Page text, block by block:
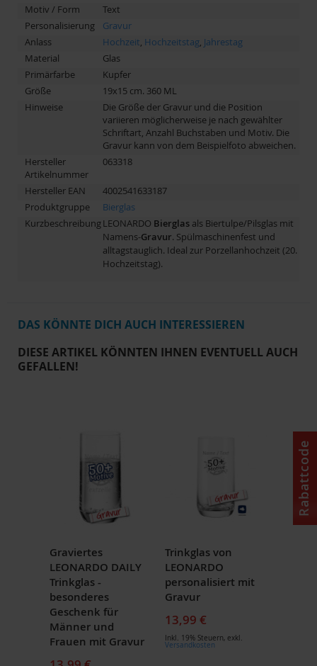
Motiv / Form
Text
Personalisierung
Gravur
Anlass
Hochzeit, Hochzeitstag, Jahrestag
Material
Glas
Primärfarbe
Kupfer
Größe
19x15 cm. 360 ML
Hinweise
Die Größe der Gravur und die Position
variieren möglicherweise je nach gewählter
Schriftart, Anzahl Buchstaben und Motiv. Die
Gravur kann von dem Beispielfoto abweichen.
Hersteller
Artikelnummer
063318
Hersteller EAN
4002541633187
Produktgruppe
Bierglas
KurzbeschreibungLEONARDO Bierglas als Biertulpe/Pilsglas mit
Namens-Gravur. Spülmaschinenfest und
alltagstauglich. Ideal zur Porzellanhochzeit (20.
Hochzeitstag).
DAS KÖNNTE DICH AUCH INTERESSIEREN
DIESE ARTIKEL KÖNNTEN IHNEN EVENTUELL AUCH
GEFALLEN!
Graviertes
LEONARDO DAILY
Trinkglas -
besonderes
Geschenk für
Männer und
Frauen mit Gravur
Trinkglas von
LEONARDO
personalisiert mit
Gravur
13,99 €
Inkl. 19% Steuern, exkl.
Versandkosten
Rabattcode